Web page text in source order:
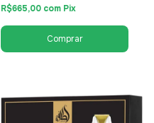
R$665,00 com Pix